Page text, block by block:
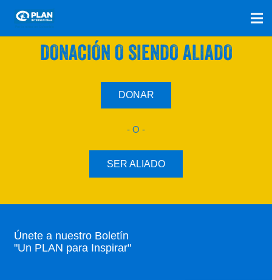
SÚMATE A NUESTRO PLAN CON UNA
DONACIÓN O SIENDO ALIADO
DONAR
- O -
SER ALIADO
Únete a nuestro Boletín
"Un PLAN para Inspirar"